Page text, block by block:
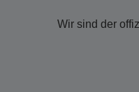
Wir sind der